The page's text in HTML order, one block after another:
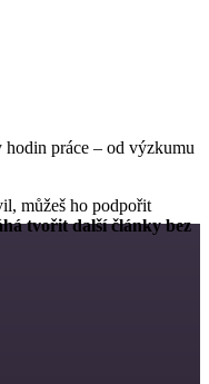
práce – od výzkumu
můžeš ho podpořit
tvořit další články bez